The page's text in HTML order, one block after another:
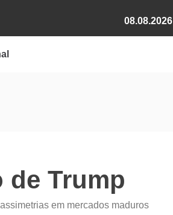
08.08.2026
de Trump
em mercados maduros